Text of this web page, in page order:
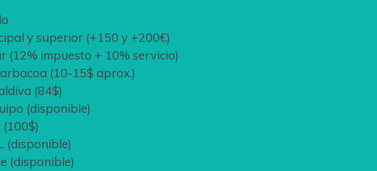
y superior (+150 y +200€)
(12% impuesto + 10% servicio)
(10-15$ aprox.)
(84$)
(disponible)
(disponible)
(disponible)